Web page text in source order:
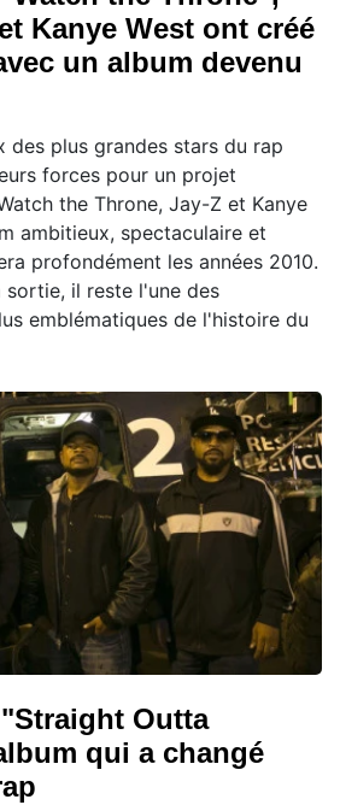
Kanye West ont créé
un album devenu
des plus grandes stars du rap
forces pour un projet
the Throne, Jay-Z et Kanye
ambitieux, spectaculaire et
profondément les années 2010.
sortie, il reste l'une des
emblématiques de l'histoire du
Outta
qui a changé